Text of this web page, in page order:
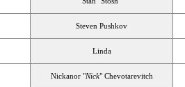
Steven Pushkov
Linda
Nickanor "Nick" Chevotarevitch